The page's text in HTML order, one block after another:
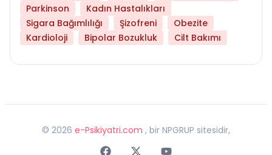
Parkinson
Kadın Hastalıkları
Sigara Bağımlılığı
Şizofreni
Obezite
Kardioloji
Bipolar Bozukluk Cilt Bakımı
© 2026 e-Psikiyatri.com , bir NPGRUP sitesidir,